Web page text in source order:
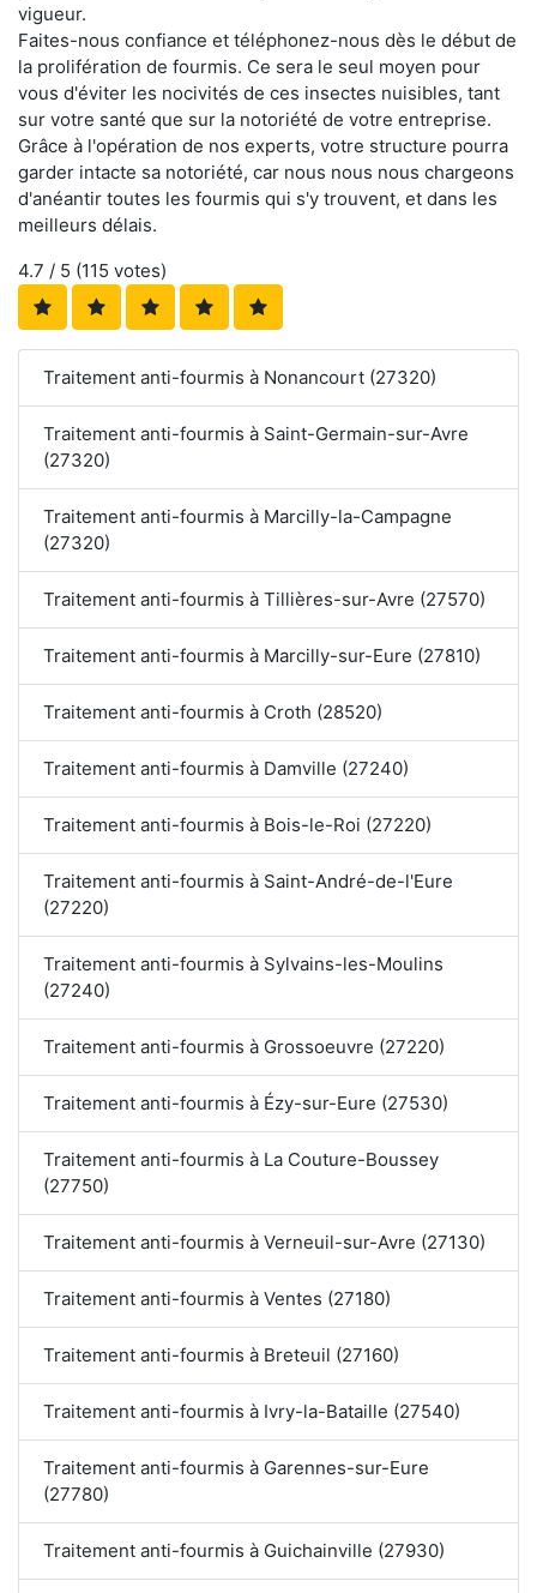
vigueur.
Faites-nous confiance et téléphonez-nous dès le début de
la prolifération de fourmis. Ce sera le seul moyen pour
vous d'éviter les nocivités de ces insectes nuisibles, tant
sur votre santé que sur la notoriété de votre entreprise.
Grâce à l'opération de nos experts, votre structure pourra
garder intacte sa notoriété, car nous nous nous chargeons
d'anéantir toutes les fourmis qui s'y trouvent, et dans les
meilleurs délais.
4.7 / 5 (115 votes)
Traitement anti-fourmis à Nonancourt (27320)
Traitement anti-fourmis à Saint-Germain-sur-Avre
(27320)
Traitement anti-fourmis à Marcilly-la-Campagne
(27320)
Traitement anti-fourmis à Tillières-sur-Avre (27570)
Traitement anti-fourmis à Marcilly-sur-Eure (27810)
Traitement anti-fourmis à Croth (28520)
Traitement anti-fourmis à Damville (27240)
Traitement anti-fourmis à Bois-le-Roi (27220)
Traitement anti-fourmis à Saint-André-de-l'Eure
(27220)
Traitement anti-fourmis à Sylvains-les-Moulins
(27240)
Traitement anti-fourmis à Grossoeuvre (27220)
Traitement anti-fourmis à Ézy-sur-Eure (27530)
Traitement anti-fourmis à La Couture-Boussey
(27750)
Traitement anti-fourmis à Verneuil-sur-Avre (27130)
Traitement anti-fourmis à Ventes (27180)
Traitement anti-fourmis à Breteuil (27160)
Traitement anti-fourmis à Ivry-la-Bataille (27540)
Traitement anti-fourmis à Garennes-sur-Eure
(27780)
Traitement anti-fourmis à Guichainville (27930)